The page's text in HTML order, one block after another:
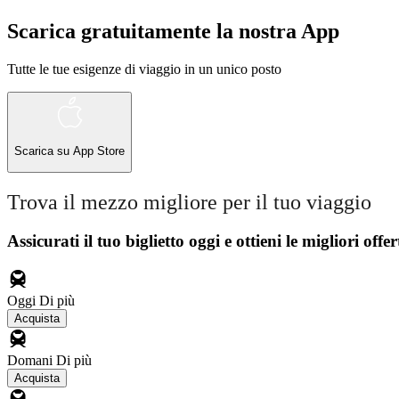
Scarica gratuitamente la nostra App
Tutte le tue esigenze di viaggio in un unico posto
Scarica su App Store
Trova il mezzo migliore per il tuo viaggio
Assicurati il ​​tuo biglietto oggi e ottieni le migliori
Oggi Di più
Acquista
Domani Di più
Acquista